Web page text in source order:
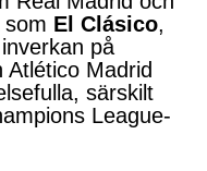
som El Clásico,
på
Madrid
särskilt
League-